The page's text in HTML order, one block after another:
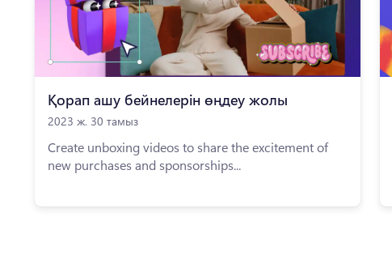
Қорап ашу бейнелерін өңдеу жолы
2023 ж. 30 тамыз
Create unboxing videos to share the excitement of
new purchases and sponsorships...